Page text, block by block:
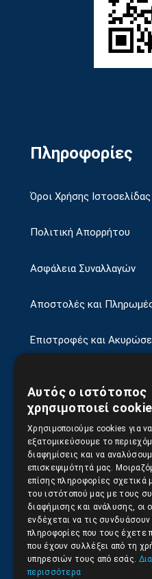
Πληροφορίες
Όροι Χρήσης Ιστοσελίδας
Πολιτική Απορρήτου
Ασφάλεια Συναλλαγών
Αποστολές και
Επιστροφές και
Γεωργίου Κρέμου 13-
Αθήνα, Ελλάδα
210.9566.401(11.30-
210.9566.402
Email: info@pds.com.gr
Αυτός ο ιστότοπος
χρησιμοποιεί
Χρησιμοποιούμε cookies για να
εξατομικεύσουμε το
διαφημίσεις και να
επισκεψιμότητά μας.
επίσης πληροφορίες σχετικά
του ιστότοπού μας με τους
διαφήμισης και ανάλυσης, οι
ενδέχεται να τις
πληροφορίες που τους έχετε
που έχουν συλλέξει από τη
υπηρεσιών τους από εσάς.
περισσότερα